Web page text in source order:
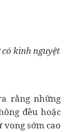
kinh nguyệt
rằng những
đều hoặc
vong sớm cao